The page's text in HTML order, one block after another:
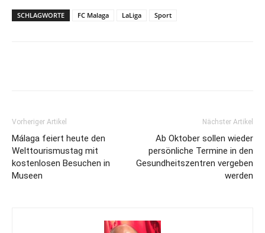
SCHLAGWORTE FC Malaga LaLiga Sport
Vorheriger Artikel
Málaga feiert heute den
Welttourismustag mit
kostenlosen Besuchen in
Museen
Nächster Artikel
Ab Oktober sollen wieder
persönliche Termine in den
Gesundheitszentren vergeben
werden